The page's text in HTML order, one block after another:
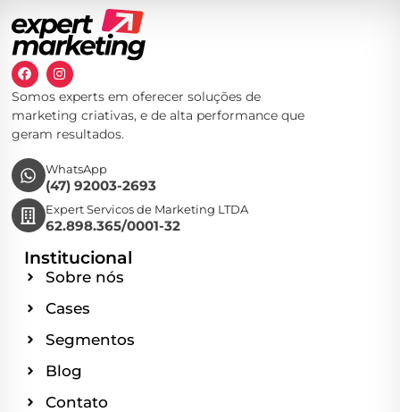
Somos experts em oferecer soluções de
marketing criativas, e de alta performance que
geram resultados.
WhatsApp
(47) 92003-2693
Expert Servicos de Marketing LTDA
62.898.365/0001-32
Institucional
Sobre nós
Cases
Segmentos
Blog
Contato